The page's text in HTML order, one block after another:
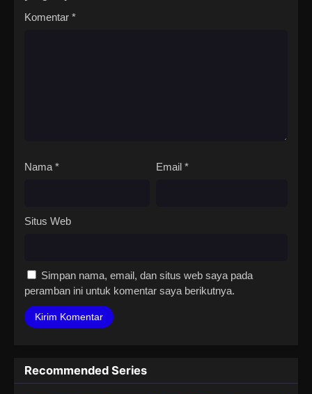
Komentar *
Nama * Email *
Situs Web
Simpan nama, email, dan situs web saya pada
peramban ini untuk komentar saya berikutnya.
Recommended Series